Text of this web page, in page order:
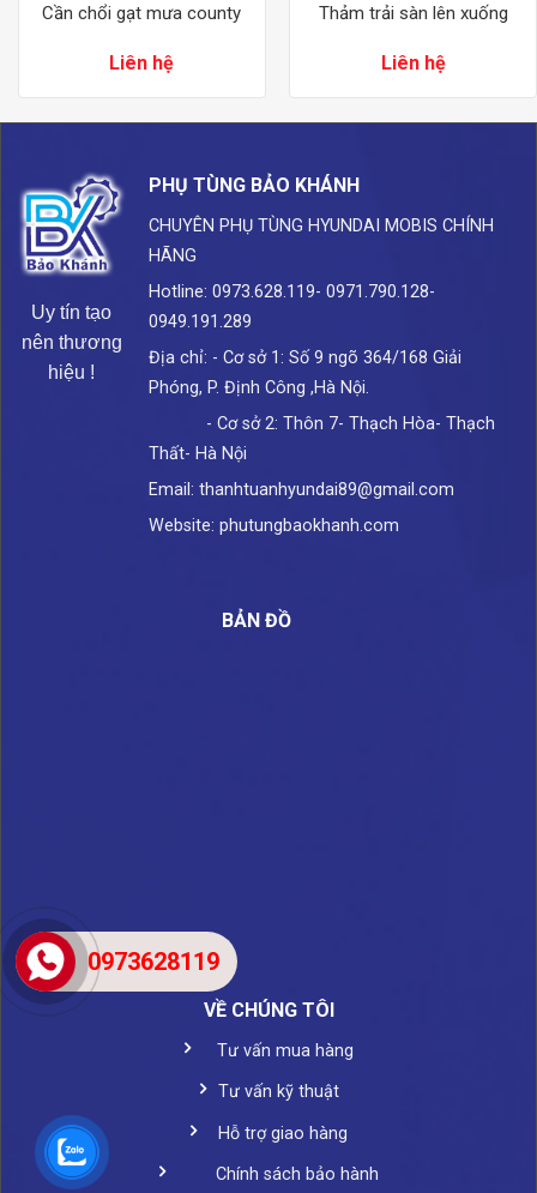
Cần chổi gạt mưa county
Liên hệ
Thảm trải sàn lên xuống
Liên hệ
Uy tín tạo
nên thương
hiệu !
PHỤ TÙNG BẢO KHÁNH
CHUYÊN PHỤ TÙNG HYUNDAI MOBIS CHÍNH
HÃNG
Hotline: 0973.628.119- 0971.790.128-
0949.191.289
Địa chỉ: - Cơ sở 1: Số 9 ngõ 364/168 Giải
Phóng, P. Định Công ,Hà Nội.
- Cơ sở 2: Thôn 7- Thạch Hòa- Thạch
Thất- Hà Nội
Email: thanhtuanhyundai89@gmail.com
Website: phutungbaokhanh.com
BẢN ĐỒ
VỀ CHÚNG TÔI
Tư vấn mua hàng
Tư vấn kỹ thuật
Hỗ trợ giao hàng
Chính sách bảo hành
0973628119